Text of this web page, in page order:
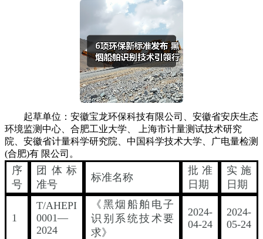
起草单位：安徽宝龙环保科技有限公司、安徽省安庆生态
环境监测中心、合肥工业大学、 上海市计量测试技术研究
院、安徽省计量科学研究院、中国科学技术大学、广电量检测
(合肥)有 限公司。
序
号
团体标
准号
标准名称
批准
日期
实施
日期
1
T/AHEPI
0001—
2024
《黑烟船舶电子
识别系统技术要
求》
2024-
04-24
2024-
05-24